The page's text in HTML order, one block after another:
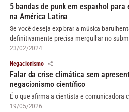
5 bandas de punk em espanhol
na América Latina
Se você deseja explorar a música
definitivamente precisa mergulhar no
23/02/2024
Negacionismo
Falar da crise climática sem
negacionismo científico
É o que afirma a cientista e comunicadora
19/05/2026